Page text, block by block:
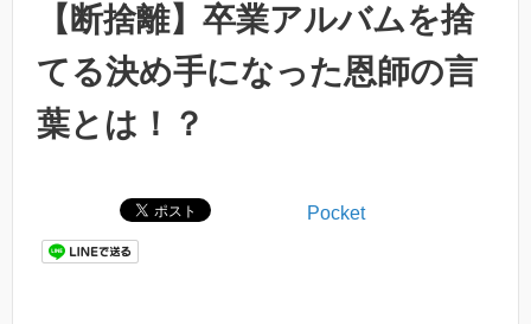
【断捨離】卒業アルバムを捨
てる決め手になった恩師の言
葉とは！？
Pocket